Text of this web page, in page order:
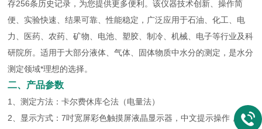
存256条历史记录，为您提供更多便利。该仪器技术创新、操作简
便、实验快速、结果可靠、性能稳定，广泛应用于石油、化工、电
力、医药、农药、矿物、电池、塑胶、制冷、机械、电子等行业及科
研院所。适用于大部分液体、气体、固体物质中水分的测定，是水分
测定领域*理想的选择。
二、产品参数
1、测定方法：卡尔费休库仑法（电量法）
2、显示方式：7吋宽屏彩色触摸屏液晶显示器，中文提示操作，界